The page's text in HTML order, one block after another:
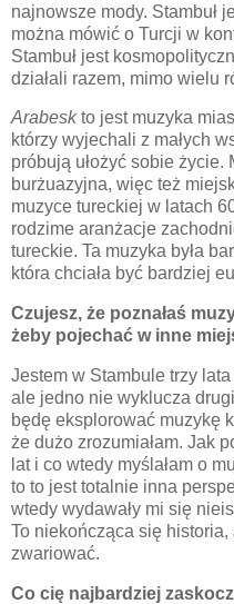
najnowsze mody. Stambuł
można mówić o Turcji w
Stambuł jest
działali razem, mimo wielu
Arabeskto jest muzyka
którzy wyjechali z małych
próbują ułożyć sobie
burżuazyjna, więc też
muzyce tureckiej w latach
rodzime aranżacje
tureckie. Ta muzyka była
która chciała być bardziej
Czujesz, że poznałaś
żeby pojechać w inne
Jestem w Stambule trzy
ale jedno nie wyklucza
będę eksplorować muzykę
że dużo zrozumiałam. Jak
lat i co wtedy myślałam o
to to jest totalnie inna
wtedy wydawały mi się
To niekończąca się
zwariować.
Co cię najbardziej